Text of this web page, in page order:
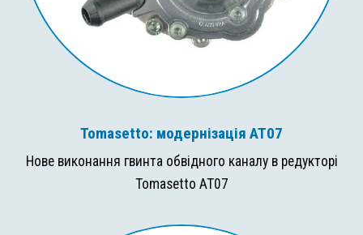
Tomasetto: модернізація AT07
Нове виконання гвинта обвідного каналу в редукторі
Tomasetto AT07